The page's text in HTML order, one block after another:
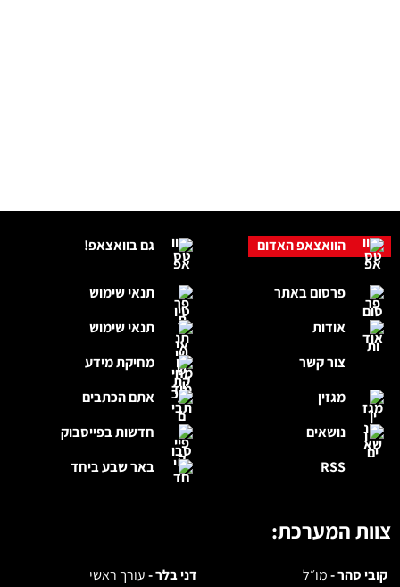
גם בוואצאפ!
תנאי שימוש
תנאי שימוש
מחיקת מידע
אתם הכתבים
חדשות בפייסבוק
באר שבע ביחד
הוואצאפ האדום
פרסום באתר
אודות
צור קשר
מגזין
נושאים
RSS
צוות המערכת:
קובי סהר -מו״ל דני בלר -עורך ראשי